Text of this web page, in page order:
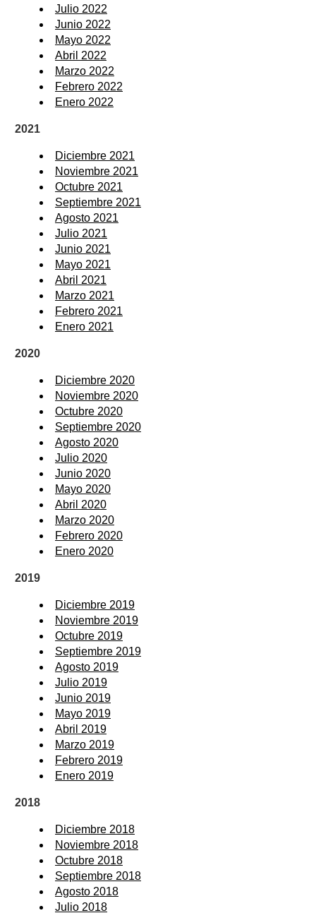
Julio 2022
Junio 2022
Mayo 2022
Abril 2022
Marzo 2022
Febrero 2022
Enero 2022
2021
Diciembre 2021
Noviembre 2021
Octubre 2021
Septiembre 2021
Agosto 2021
Julio 2021
Junio 2021
Mayo 2021
Abril 2021
Marzo 2021
Febrero 2021
Enero 2021
2020
Diciembre 2020
Noviembre 2020
Octubre 2020
Septiembre 2020
Agosto 2020
Julio 2020
Junio 2020
Mayo 2020
Abril 2020
Marzo 2020
Febrero 2020
Enero 2020
2019
Diciembre 2019
Noviembre 2019
Octubre 2019
Septiembre 2019
Agosto 2019
Julio 2019
Junio 2019
Mayo 2019
Abril 2019
Marzo 2019
Febrero 2019
Enero 2019
2018
Diciembre 2018
Noviembre 2018
Octubre 2018
Septiembre 2018
Agosto 2018
Julio 2018